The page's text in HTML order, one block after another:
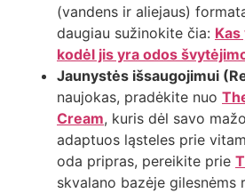
(vandens ir aliejaus)
daugiau sužinokite čia:
kodėl jis yra odos
Jaunystės išsaugojimui
naujokas, pradėkite nuo
Cream, kuris dėl savo
adaptuos ląsteles prie
oda pripras, pereikite prie
skvalano bazėje gilesnėms